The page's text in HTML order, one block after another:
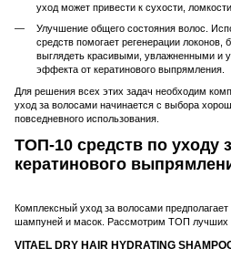
уход может привести к сухости,
Улучшение общего состояния волос.
средств помогает регенерации локонов,
выглядеть красивыми, увлажненными и
эффекта от кератинового выпрямления.
Для решения всех этих задач необходим
уход за волосами начинается с выбора
повседневного использования.
ТОП-10 средств по уходу
кератинового
Комплексный уход за волосами
шампуней и масок. Рассмотрим ТОП лучших
VITAEL DRY HAIR HYDRATING